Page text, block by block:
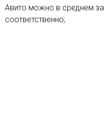
Авито можно в среднем за
соответственно;